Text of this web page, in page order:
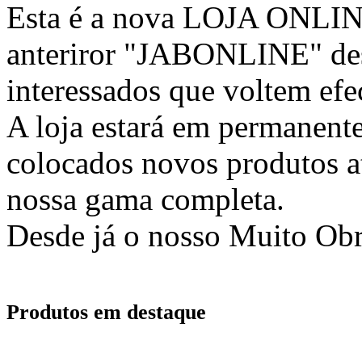
Esta é a nova LOJA
anteriror "JABONLINE"
interessados que voltem
A loja estará em
colocados novos produtos
nossa gama completa.
Desde já o nosso Muito
Produtos em destaque